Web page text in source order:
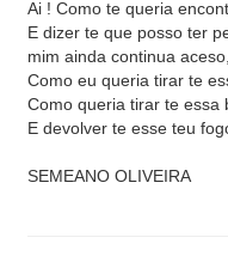
Ai ! Como te queria
E dizer te que posso ter
mim ainda continua aceso,
Como eu queria tirar te
Como queria tirar te essa
E devolver te esse teu
SEMEANO OLIVEIRA